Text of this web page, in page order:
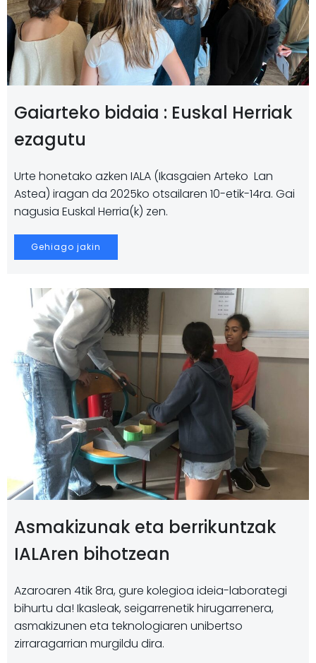
Gaiarteko bidaia : Euskal Herriak
ezagutu
Urte honetako azken IALA (Ikasgaien Arteko Lan
Astea) iragan da 2025ko otsailaren 10-etik-14ra. Gai
nagusia Euskal Herria(k) zen.
Gehiago jakin
Asmakizunak eta berrikuntzak
IALAren bihotzean
Azaroaren 4tik 8ra, gure kolegioa ideia-laborategi
bihurtu da! Ikasleak, seigarrenetik hirugarrenera,
asmakizunen eta teknologiaren unibertso
zirraragarrian murgildu dira.